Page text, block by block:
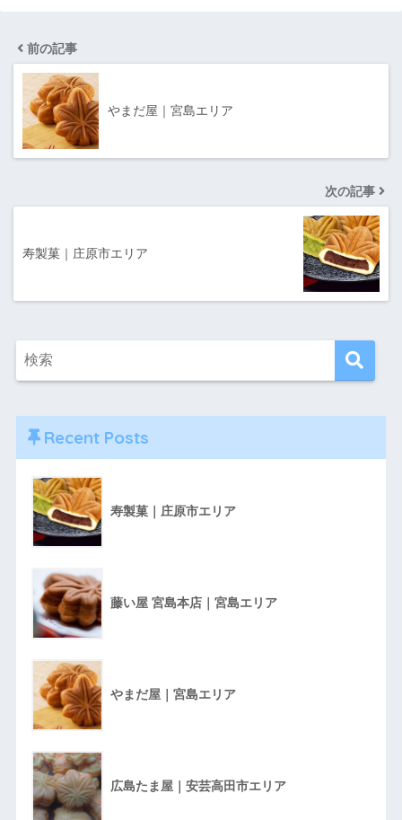
前の記事
やまだ屋｜宮島エリア
次の記事
寿製菓｜庄原市エリア
Recent Posts
寿製菓｜庄原市エリア
藤い屋 宮島本店｜宮島エリア
やまだ屋｜宮島エリア
広島たま屋｜安芸高田市エリア